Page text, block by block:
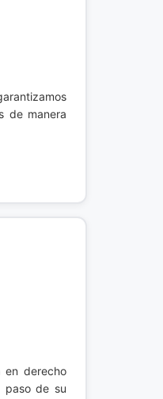
de manera
en derecho
paso de su